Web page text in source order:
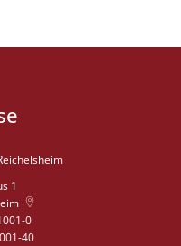
1
0
40